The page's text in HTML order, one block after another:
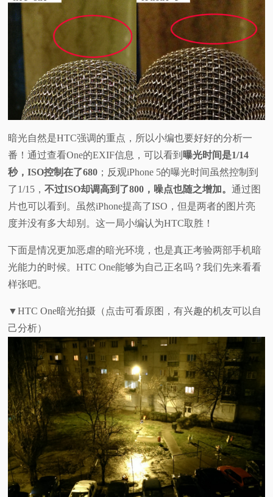
暗光自然是HTC强调的重点，所以小编也要好好的分析一
番！通过查看One的EXIF信息，可以看到曝光时间是1/14
秒，ISO控制在了680 ；反观iPhone 5的曝光时间虽然控制到
了1/15，不过ISO却调高到了800，噪点也随之增加。通过图
片也可以看到。虽然iPhone提高了ISO，但是两者的图片亮
度并没有多大却别。这一局小编认为HTC取胜！
下面是情况更加恶虐的暗光环境，也是真正考验两部手机暗
光能力的时候。HTC One能够为自己正名吗？我们先来看看
样张吧。
▼HTC One暗光拍摄（点击可看原图，有兴趣的机友可以自
己分析）